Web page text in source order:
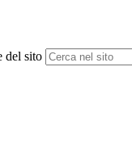
del sito